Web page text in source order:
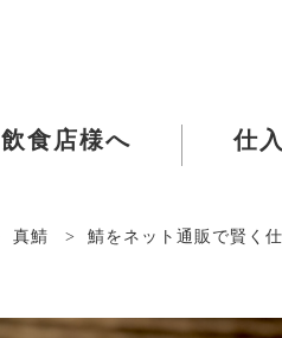
飲食店様へ 仕
真鯖 > 鯖をネット通販で賢く